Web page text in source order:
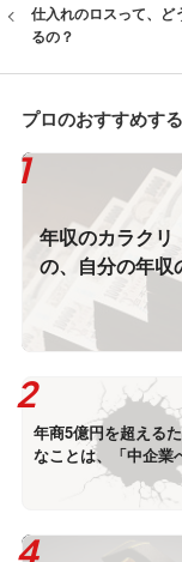
仕入れのロスって、ど
るの？
プロのおすすめす
年収のカラク
の、自分の年収
年商5億円を超える
なことは、「中企業
を破ること！